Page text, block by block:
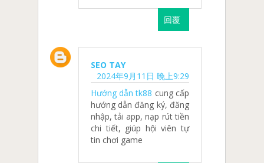
回覆
SEO TAY
2024年9月11日 晚上9:29
Hướng dẫn tk88 cung cấp
hướng dẫn đăng ký, đăng
nhập, tải app, nạp rút tiền
chi tiết, giúp hội viên tự
tin chơi game